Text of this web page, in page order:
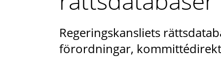
Regeringskansliets
förordningar,